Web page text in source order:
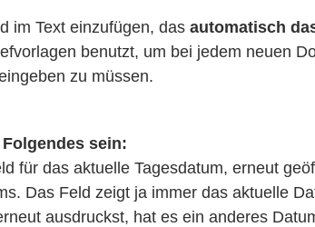
im Text einzufügen, das automatisch
benutzt, um bei jedem neuen
zu müssen.
sein:
für das aktuelle Tagesdatum, erneut
Das Feld zeigt ja immer das aktuelle
ausdruckst, hat es ein anderes